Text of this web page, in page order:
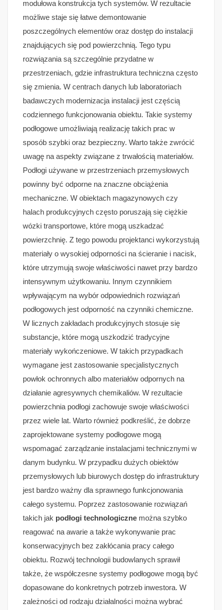
modułowa konstrukcja tych systemów. W rezultacie
możliwe staje się łatwe demontowanie
poszczególnych elementów oraz dostęp do instalacji
znajdujących się pod powierzchnią. Tego typu
rozwiązania są szczególnie przydatne w
przestrzeniach, gdzie infrastruktura techniczna często
się zmienia. W centrach danych lub laboratoriach
badawczych modernizacja instalacji jest częścią
codziennego funkcjonowania obiektu. Takie systemy
podłogowe umożliwiają realizację takich prac w
sposób szybki oraz bezpieczny. Warto także zwrócić
uwagę na aspekty związane z trwałością materiałów.
Podłogi używane w przestrzeniach przemysłowych
powinny być odporne na znaczne obciążenia
mechaniczne. W obiektach magazynowych czy
halach produkcyjnych często poruszają się ciężkie
wózki transportowe, które mogą uszkadzać
powierzchnię. Z tego powodu projektanci wykorzystują
materiały o wysokiej odporności na ścieranie i nacisk,
które utrzymują swoje właściwości nawet przy bardzo
intensywnym użytkowaniu. Innym czynnikiem
wpływającym na wybór odpowiednich rozwiązań
podłogowych jest odporność na czynniki chemiczne.
W licznych zakładach produkcyjnych stosuje się
substancje, które mogą uszkodzić tradycyjne
materiały wykończeniowe. W takich przypadkach
wymagane jest zastosowanie specjalistycznych
powłok ochronnych albo materiałów odpornych na
działanie agresywnych chemikaliów. W rezultacie
powierzchnia podłogi zachowuje swoje właściwości
przez wiele lat. Warto również podkreślić, że dobrze
zaprojektowane systemy podłogowe mogą
wspomagać zarządzanie instalacjami technicznymi w
danym budynku. W przypadku dużych obiektów
przemysłowych lub biurowych dostęp do infrastruktury
jest bardzo ważny dla sprawnego funkcjonowania
całego systemu. Poprzez zastosowanie rozwiązań
takich jak podłogi technologiczne można szybko
reagować na awarie a także wykonywanie prac
konserwacyjnych bez zakłócania pracy całego
obiektu. Rozwój technologii budowlanych sprawił
także, że współczesne systemy podłogowe mogą być
dopasowane do konkretnych potrzeb inwestora. W
zależności od rodzaju działalności można wybrać